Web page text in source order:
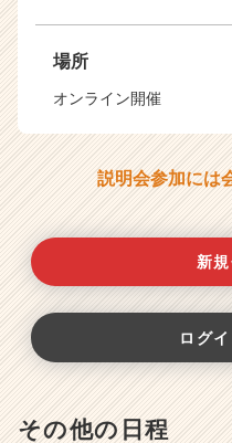
場所
オンライン開催
説明会参加には
新
ログ
その他の日程